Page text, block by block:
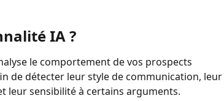
IA ?
le comportement de vos prospects
de détecter leur style de communication, leur
leur sensibilité à certains arguments.